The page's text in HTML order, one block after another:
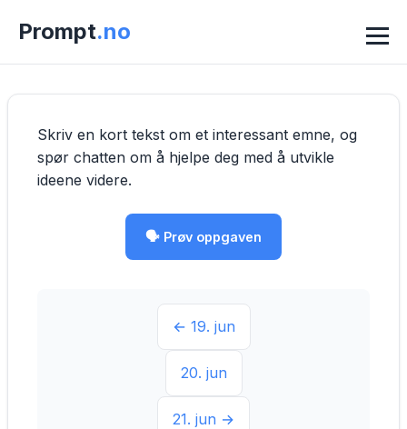
Prompt.no
Skriv en kort tekst om et interessant emne, og
spør chatten om å hjelpe deg med å utvikle
ideene videre.
🗣️ Prøv oppgaven
← 19. jun
20. jun
21. jun →